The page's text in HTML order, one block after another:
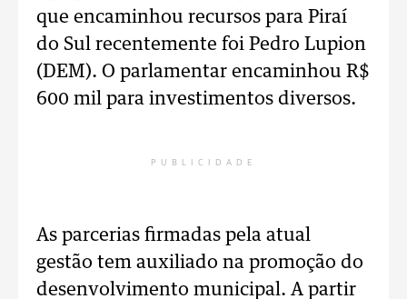
que encaminhou recursos para Piraí
do Sul recentemente foi Pedro Lupion
(DEM). O parlamentar encaminhou R$
600 mil para investimentos diversos.
PUBLICIDADE
As parcerias firmadas pela atual
gestão tem auxiliado na promoção do
desenvolvimento municipal. A partir